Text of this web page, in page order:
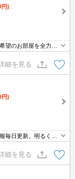
円)
のお部屋を全力で
細を見る
円)
毎日更新。明るく元
細を見る